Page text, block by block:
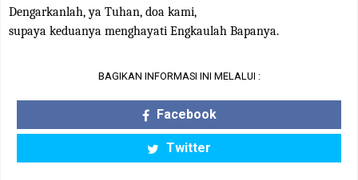
Dengarkanlah, ya Tuhan, doa kami,
supaya keduanya menghayati Engkaulah Bapanya.
BAGIKAN INFORMASI INI MELALUI :
Facebook
Twitter